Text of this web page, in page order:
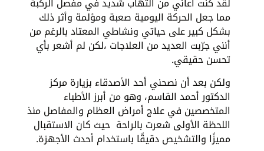
مما جعل الحركة اليومية صعبة ومؤلمة وأثر ذلك
بشكل كبير على حياتي ونشاطي المعتاد بالرغم من
أنني جرّبت العديد من العلاجات ،لكن لم أشعر بأي
تحسن حقيقي.
ولكن بعد أن نصحني أحد الأصدقاء بزيارة مركز
الدكتور أحمد القاسم، وهو من أبرز الأطباء
المتخصصين في علاج أمراض العظام والمفاصل منذ
اللحظة الأولى شعرت بالراحة حيث كان الاستقبال
مميزًا والتشخيص دقيقًا باستخدام أحدث الأجهزة.